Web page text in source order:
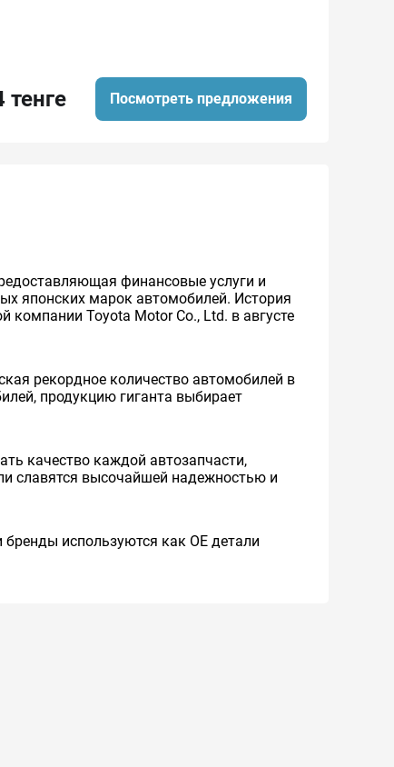
тенге Посмотреть предложения
финансовые услуги и
японских марок автомобилей. История
компании Toyota Motor Co., Ltd. в августе
рекордное количество автомобилей в
продукцию гиганта выбирает
качество каждой автозапчасти,
славятся высочайшей надежностью и
бренды используются как ОЕ детали